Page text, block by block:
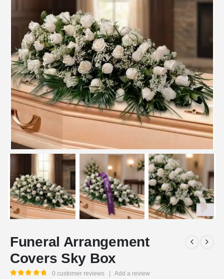
Funeral Arrangement
Covers Sky Box
0 customer reviews Add a review